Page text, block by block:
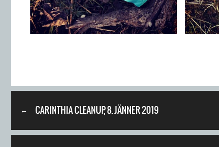
← CARINTHIA CLEANUP, 8. JÄNNER 2019